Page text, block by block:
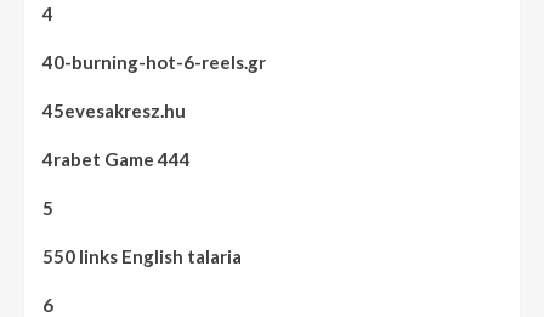
4
40-burning-hot-6-reels.gr
45evesakresz.hu
4rabet Game 444
5
550 links English talaria
6